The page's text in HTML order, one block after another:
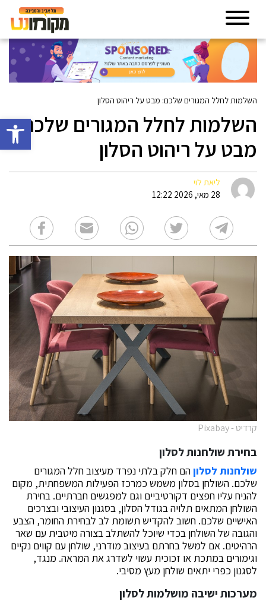
פתח
השלמות לחלל המגורים שלכם: מבט על ריהוט הסלון
השלמות לחלל המגורים שלכם:
מבט על ריהוט הסלון
ליאת לוי
28 מאי, 2026 12:22
קרדיט - Pixabay
בחירת שולחנות לסלון
שולחנות לסלוןהם חלק בלתי נפרד מעיצוב חלל המגורים
שלכם. השולחן בסלון משמש כמרכז הפעילות המשפחתית, מקום
להניח עליו חפצים דקורטיביים וגם למפגשים חברתיים. בחירת
השולחן המתאים תלויה בגודל הסלון, בסגנון העיצובי ובצרכים
האישיים שלכם. חשוב להקדיש תשומת לב לבחירת החומר, הצבע
והגובה של השולחן בכדי שיוכל להשתלב בצורה מיטבית עם שאר
הרהיטים. אם למשל בחרתם בעיצוב מודרני, שולחן עם קווים נקיים
וגימורים במתכת או זכוכית עשוי לשדרג את המראה. מנגד,
לסגנון כפרי יתאים שולחן מעץ מסיבי.
מערכות ישיבה מושלמות לסלון